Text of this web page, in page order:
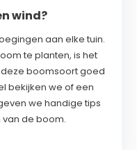
wind?
aan elke tuin.
te planten, is het
boomsoort goed
bekijken we of een
we handige tips
de boom.